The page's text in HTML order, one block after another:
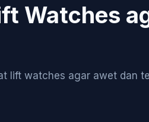
Watches
lift watches agar awet dan